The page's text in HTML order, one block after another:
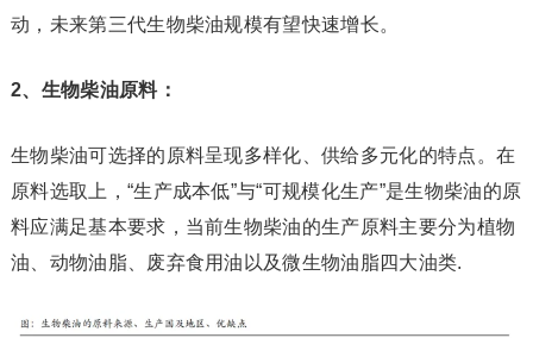
动，未来第三代生物柴油规模有望快速增长。
2、生物柴油原料：
生物柴油可选择的原料呈现多样化、供给多元化的特点。在
原料选取上，“生产成本低”与“可规模化生产”是生物柴油的原
料应满足基本要求，当前生物柴油的生产原料主要分为植物
油、动物油脂、废弃食用油以及微生物油脂四大油类.